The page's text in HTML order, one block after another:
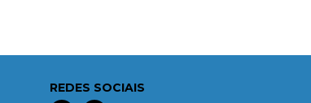
REDES SOCIAIS